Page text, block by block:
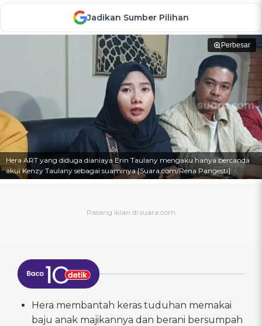
Jadikan Sumber Pilihan
Perbesar
Hera ART yang diduga dianiaya Erin Taulany mengaku hanya bercanda
akui Kenzy Taulany sebagai suaminya [Suara.com/Rena Pangesti]
Hera membantah keras tuduhan memakai
baju anak majikannya dan berani bersumpah